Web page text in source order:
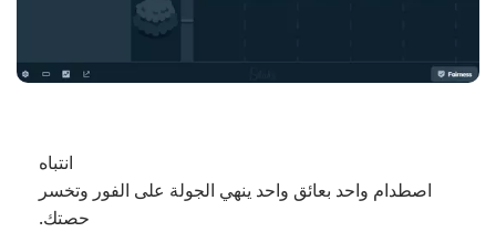
انتباه
اصطدام واحد بعائق واحد ينهي الجولة على الفور وتخسر
حصتك.